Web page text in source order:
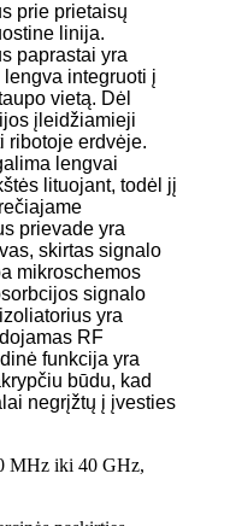
prie prietaisų
linija.
paprastai yra
integruoti į
vietą. Dėl
įleidžiamieji
ribotoje erdvėje.
lengvai
lituojant, todėl jį
prievade yra
skirtas signalo
mikroschemos
signalo
yra
RF
funkcija yra
būdu, kad
negrįžtų į įvesties
MHz iki 40 GHz,